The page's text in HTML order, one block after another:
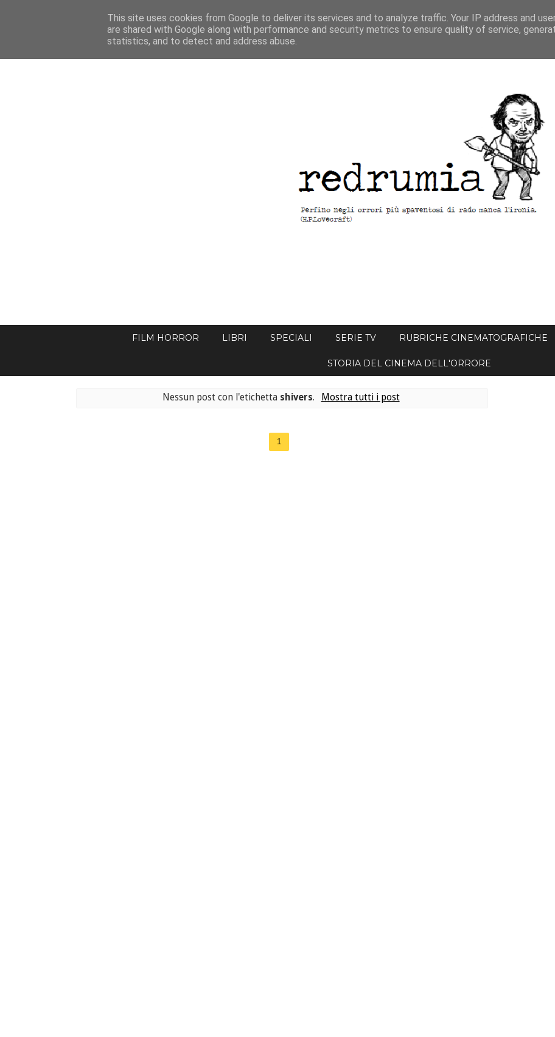
FILM HORROR LIBRI SPECIALI SERIE TV RUBRICHE CINEMATOGRAFICHE
STORIA DEL CINEMA DELL'ORRORE
Nessun post con l'etichetta shivers. Mostra tutti i post
1
This site uses cookies from Google to deliver its services and to analyze traffic. Your IP address and
are shared with Google along with performance and security metrics to ensure quality of service,
statistics, and to detect and address abuse.